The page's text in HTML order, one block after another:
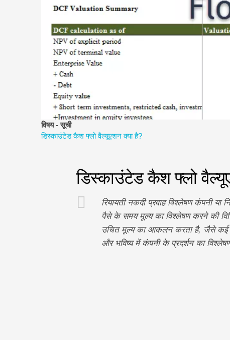
विषय - सूची
डिस्काउंटेड कैश फ्लो वैल्यूएशन क्या है?
डिस्काउंटेड कैश फ्लो
रियायती नकदी प्रवाह विश्लेषण कंपनी
पैसे के समय मूल्य का विश्लेषण करने की
उचित मूल्य का आकलन करता है, जैसे कई
और भविष्य में कंपनी के प्रदर्शन का